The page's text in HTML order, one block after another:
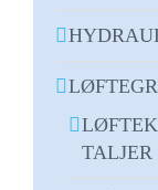
TALJER